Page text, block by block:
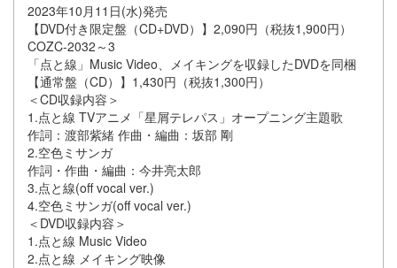
2023年10月11日(水)発売
【DVD付き限定盤（CD+DVD）】2,090円（税抜1,900円）
COZC-2032～3
「点と線」Music Video、メイキングを収録したDVDを同梱
【通常盤（CD）】1,430円（税抜1,300円）
＜CD収録内容＞
1.点と線 TVアニメ「星屑テレパス」オープニング主題歌
作詞：渡部紫緒 作曲・編曲：坂部 剛
2.空色ミサンガ
作詞・作曲・編曲：今井亮太郎
3.点と線(off vocal ver.)
4.空色ミサンガ(off vocal ver.)
＜DVD収録内容＞
1.点と線 Music Video
2.点と線 メイキング映像